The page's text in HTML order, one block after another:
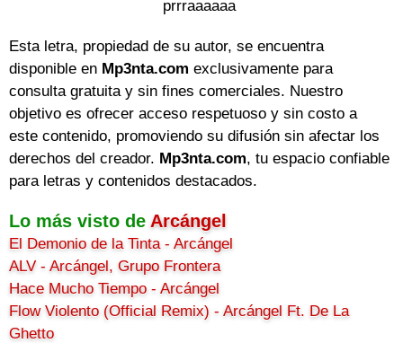
prrraaaaaa
Esta letra, propiedad de su autor, se encuentra
disponible en Mp3nta.com exclusivamente para
consulta gratuita y sin fines comerciales. Nuestro
objetivo es ofrecer acceso respetuoso y sin costo a
este contenido, promoviendo su difusión sin afectar los
derechos del creador. Mp3nta.com, tu espacio confiable
para letras y contenidos destacados.
Lo más visto de Arcángel
El Demonio de la Tinta - Arcángel
ALV - Arcángel, Grupo Frontera
Hace Mucho Tiempo - Arcángel
Flow Violento (Official Remix) - Arcángel Ft. De La
Ghetto